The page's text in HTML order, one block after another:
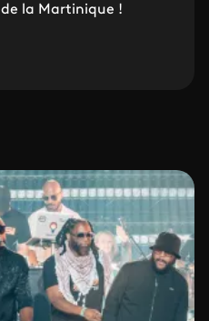
la Martinique !